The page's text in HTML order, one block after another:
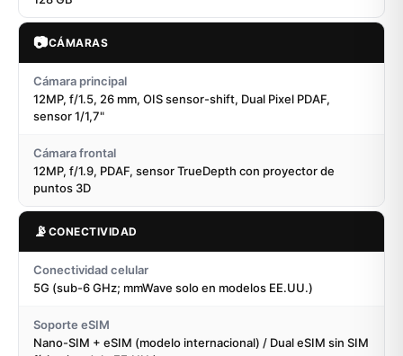
📷CÁMARAS
Cámara principal
12MP, f/1.5, 26 mm, OIS sensor-shift, Dual Pixel PDAF,
sensor 1/1,7"
Cámara frontal
12MP, f/1.9, PDAF, sensor TrueDepth con proyector de
puntos 3D
📡 CONECTIVIDAD
Conectividad celular
5G (sub-6 GHz; mmWave solo en modelos EE.UU.)
Soporte eSIM
Nano-SIM + eSIM (modelo internacional) / Dual eSIM sin SIM